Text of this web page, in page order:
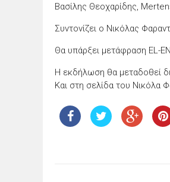
Bασίλης Θεοχαρίδης,
Συντονίζει ο Νικόλας
Θα υπάρξει μετάφραση EL-EN
Η εκδήλωση θα μεταδοθεί
Και στη σελίδα του Νικόλα